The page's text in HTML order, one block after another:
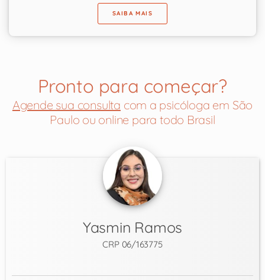
SAIBA MAIS
Pronto para começar?
Agende sua consulta com a psicóloga em São
Paulo ou online para todo Brasil
Yasmin Ramos
CRP 06/163775